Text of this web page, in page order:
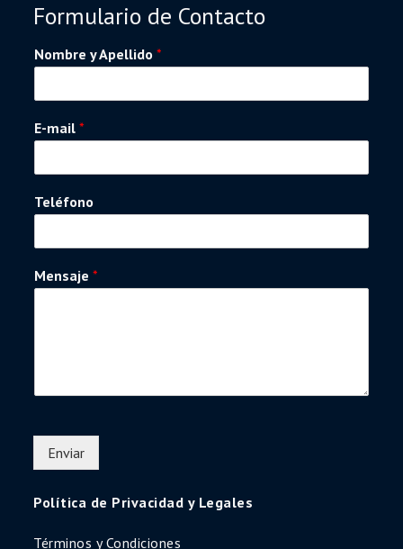
Formulario de Contacto
Nombre y Apellido*
E-mail*
Teléfono
Mensaje*
Enviar
Política de Privacidad y Legales
Términos y Condiciones